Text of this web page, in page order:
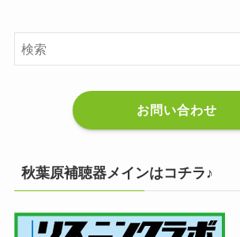
お問い合わせ
秋葉原補聴器メインはコチラ♪